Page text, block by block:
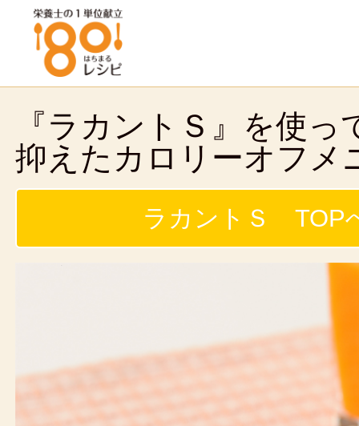
『ラカントＳ』を使っ
抑えたカロリーオフメ
ラカントＳ TOP